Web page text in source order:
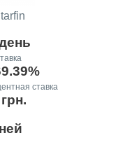
ставка